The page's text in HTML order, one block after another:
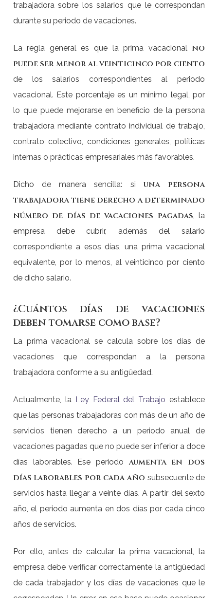
trabajadora sobre los salarios que le correspondan
durante su periodo de vacaciones.
La regla general es que la prima vacacionalno
puede ser menor al veinticinco por ciento
de los salarios correspondientes al periodo
vacacional. Este porcentaje es un mínimo legal, por
lo que puede mejorarse en beneficio de la persona
trabajadora mediante contrato individual de trabajo,
contrato colectivo, condiciones generales, políticas
internas o prácticas empresariales más favorables.
Dicho de manera sencilla: si una persona
trabajadora tiene derecho a determinado
número de días de vacaciones pagadas, la
empresa debe cubrir, además del salario
correspondiente a esos días, una prima vacacional
equivalente, por lo menos, al veinticinco por ciento
de dicho salario.
¿Cuántos días de vacaciones
deben tomarse como base?
La prima vacacional se calcula sobre los días de
vacaciones que correspondan a la persona
trabajadora conforme a su antigüedad.
Actualmente, la Ley Federal del Trabajo establece
que las personas trabajadoras con más de un año de
servicios tienen derecho a un periodo anual de
vacaciones pagadas que no puede ser inferior a doce
días laborables. Ese periodo aumenta en dos
días laborables por cada año subsecuente de
servicios hasta llegar a veinte días. A partir del sexto
año, el periodo aumenta en dos días por cada cinco
años de servicios.
Por ello, antes de calcular la prima vacacional, la
empresa debe verificar correctamente la antigüedad
de cada trabajador y los días de vacaciones que le